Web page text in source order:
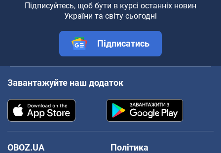
Підписуйтесь, щоб бути в курсі останніх новин
України та світу сьогодні
Підписатись
Завантажуйте наш додаток
OBOZ.UA
Політика